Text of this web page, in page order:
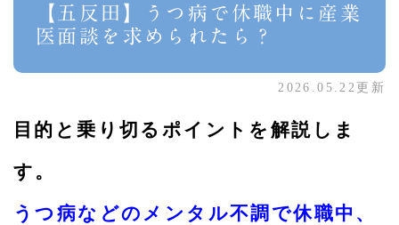
【五反田】うつ病で休職中に産業
医面談を求められたら？
2026.05.22更新
目的と乗り切るポイントを解説しま
す。
うつ病などのメンタル不調で休職中、